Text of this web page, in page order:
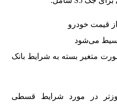
متغیر بسته به شرایط بانک
در مورد شرایط قسطی